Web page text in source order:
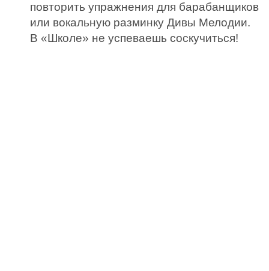
повторить упражнения для барабанщиков
или вокальную разминку Дивы Мелодии.
В «Школе» не успеваешь соскучиться!